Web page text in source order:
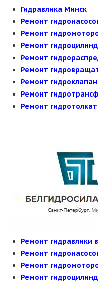
Гидравлика Минск
Ремонт
Ремонт
Ремонт
Ремонт
Ремонт
Ремонт
Ремонт
Ремонт
Ремонт гидравлики
Ремонт
Ремонт
Ремонт